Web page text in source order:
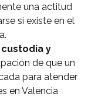
una actitud
si existe en el
y
de que un
para atender
en Valencia